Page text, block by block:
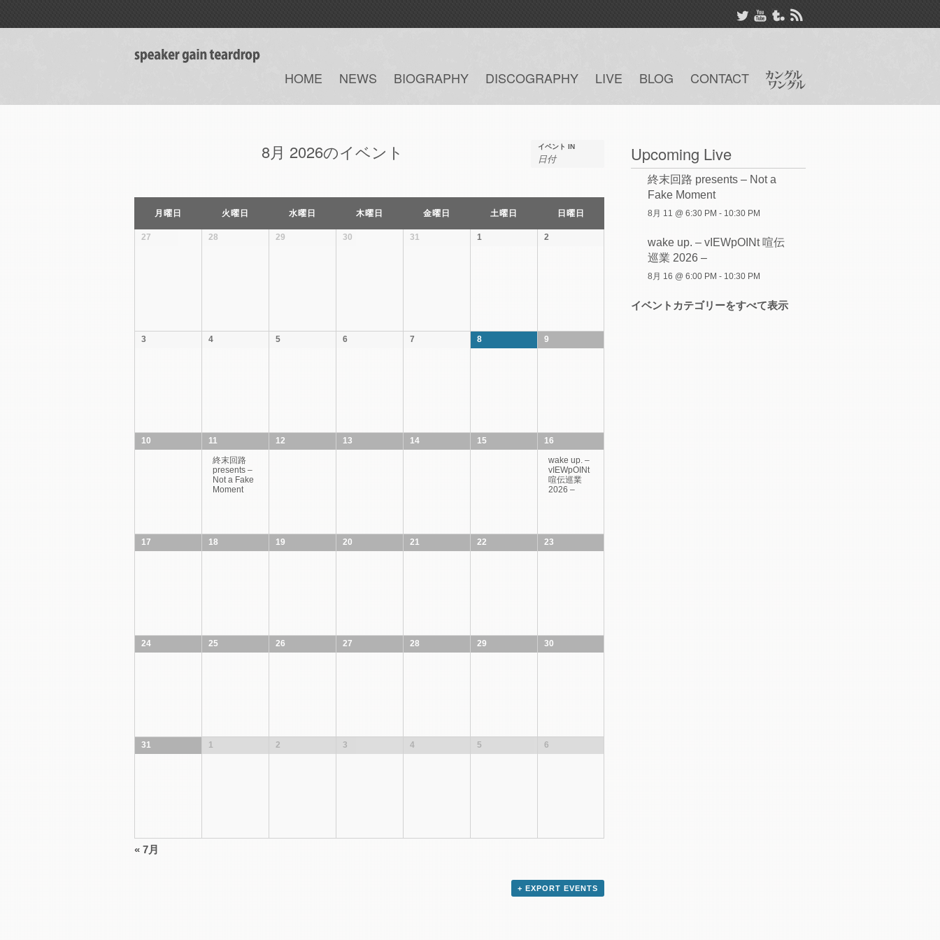
HOME NEWS BIOGRAPHY DISCOGRAPHY LIVE BLOG CONTACT
イベント IN
8月 2026のイベント
カ
ン
ゲ
月曜日 火曜日 水曜日 木曜日 金曜日 土曜日 日曜日
27 28 29 30 31 1 2
3 4 5 6 7 8 9
10 11
終末回路
presents –
Not a Fake
Moment
12 13 14 15 16
wake up. –
vIEWpOINt
喧伝巡業
2026 –
17 18 19 20 21 22 23
24 25 26 27 28 29 30
31 1 2 3 4 5 6
カ
« 7月
+ EXPORT EVENTS
Upcoming Live
終末回路 presents – Not a
Fake Moment
8月 11 @ 6:30 PM - 10:30 PM
wake up. – vIEWpOINt 喧伝
巡業 2026 –
8月 16 @ 6:00 PM - 10:30 PM
イベントカテゴリーをすべて表示